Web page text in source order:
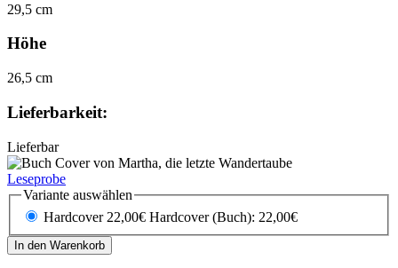
29,5 cm
Höhe
26,5 cm
Lieferbarkeit:
Lieferbar
Leseprobe
Variante auswählen
Hardcover 22,00€
Hardcover (Buch): 22,00€
In den Warenkorb